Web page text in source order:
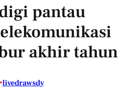
pantau
akhir tahun
•livedrawsdy